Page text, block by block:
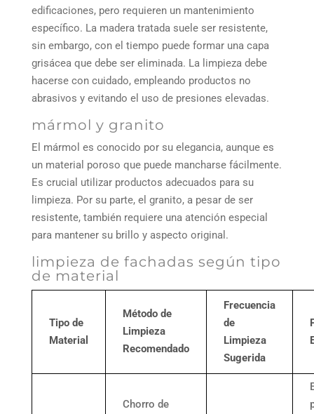
edificaciones, pero requieren un mantenimiento
específico. La madera tratada suele ser resistente,
sin embargo, con el tiempo puede formar una capa
grisácea que debe ser eliminada. La limpieza debe
hacerse con cuidado, empleando productos no
abrasivos y evitando el uso de presiones elevadas.
mármol y granito
El mármol es conocido por su elegancia, aunque es
un material poroso que puede mancharse fácilmente.
Es crucial utilizar productos adecuados para su
limpieza. Por su parte, el granito, a pesar de ser
resistente, también requiere una atención especial
para mantener su brillo y aspecto original.
limpieza de fachadas según tipo
de material
Tipo de
Material
Método de
Limpieza
Recomendado
Frecuencia
de
Limpieza
Sugerida
Chorro de